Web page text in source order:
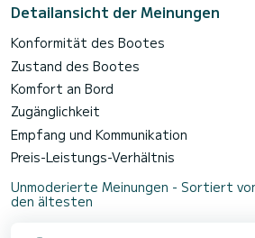
Detailansicht der Meinungen
Konformität des Bootes
Zustand des Bootes
Komfort an Bord
Zugänglichkeit
Empfang und Kommunikation
Preis-Leistungs-Verhältnis
Unmoderierte Meinungen - Sortiert
den ältesten